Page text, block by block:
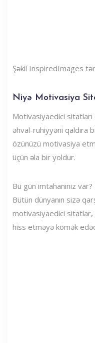
Şəkil InspiredImages
Niyə Motivasiya
Motivasiyaedici
əhval-ruhiyyəni qaldıra
özünüzü motivasiya
üçün əla bir yoldur.
Bu gün imtahanınız
Bütün dünyanın sizə
motivasiyaedici sitatlar,
hiss etməyə kömək